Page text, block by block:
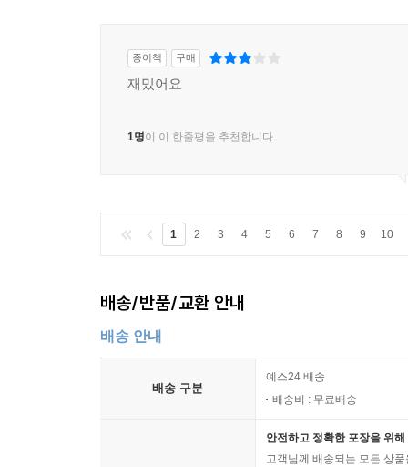
종이책 구매
재밌어요
1명이 이 한줄평을 추천합니다.
1 2 3 4 5 6 7 8 9 10
배송/반품/교환 안내
배송 안내
배송 구분
예스24 배송
배송비 : 무료배송
안전하고 정확한 포장을 위
고객님께 배송되는 모든 상